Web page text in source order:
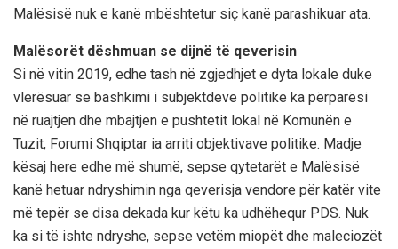
Malësisë nuk e kanë mbështetur siç kanë parashikuar ata.
Malësorët dëshmuan se dijnë të qeverisin
Si në vitin 2019, edhe tash në zgjedhjet e dyta lokale duke
vlerësuar se bashkimi i subjektdeve politike ka përparësi
në ruajtjen dhe mbajtjen e pushtetit lokal në Komunën e
Tuzit, Forumi Shqiptar ia arriti objektivave politike. Madje
kësaj here edhe më shumë, sepse qytetarët e Malësisë
kanë hetuar ndryshimin nga qeverisja vendore për katër vite
më tepër se disa dekada kur këtu ka udhëhequr PDS. Nuk
ka si të ishte ndryshe, sepse vetëm miopët dhe maleciozët